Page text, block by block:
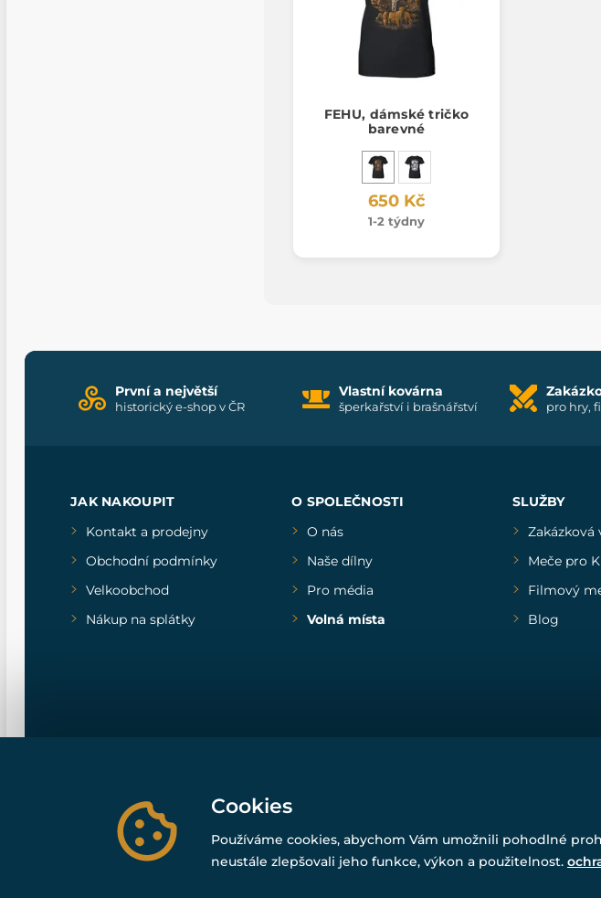
FEHU, dámské tričko
barevné
650 Kč
1-2 týdny
První a největší
historický e-shop v ČR
Vlastní kovárna
šperkařství i brašnářství pro hry,
JAK NAKOUPIT
Kontakt a prodejny
Obchodní podmínky
Velkoobchod
Nákup na splátky
O SPOLEČNOSTI
O nás
Naše dílny
Pro média
Volná místa
SLUŽBY
Zakázková
Meče pro
Filmový
Blog
Powered bySimplia.cz
Cookies
Používáme cookies, abychom Vám umožnili pohodlné
neustále zlepšovali jeho funkce, výkon a použitelnost.